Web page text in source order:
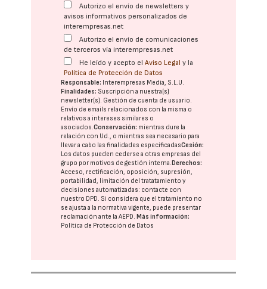
Autorizo el envío de newsletters y
avisos informativos personalizados de
interempresas.net
Autorizo el envío de comunicaciones
de terceros vía interempresas.net
He leído y acepto elAviso Legal y la
Política de Protección de Datos
Responsable: Interempresas Media, S.L.U.
Finalidades: Suscripción a nuestra(s)
newsletter(s). Gestión de cuenta de usuario.
Envío de emails relacionados con la misma o
relativos a intereses similares o
asociados.Conservación: mientras dure la
relación con Ud., o mientras sea necesario para
llevar a cabo las finalidades especificadasCesión:
Los datos pueden cederse a otras empresas del
grupo por motivos de gestión interna. Derechos:
Acceso, rectificación, oposición, supresión,
portabilidad, limitación del tratatamiento y
decisiones automatizadas: contacte con
nuestro DPD. Si considera que el tratamiento no
se ajusta a la normativa vigente, puede presentar
reclamación ante laAEPD. Más información:
Política de Protección de Datos